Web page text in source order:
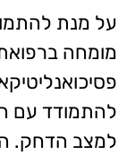
על מנת
מומחה
להתמודד עם
למצב הדחק.